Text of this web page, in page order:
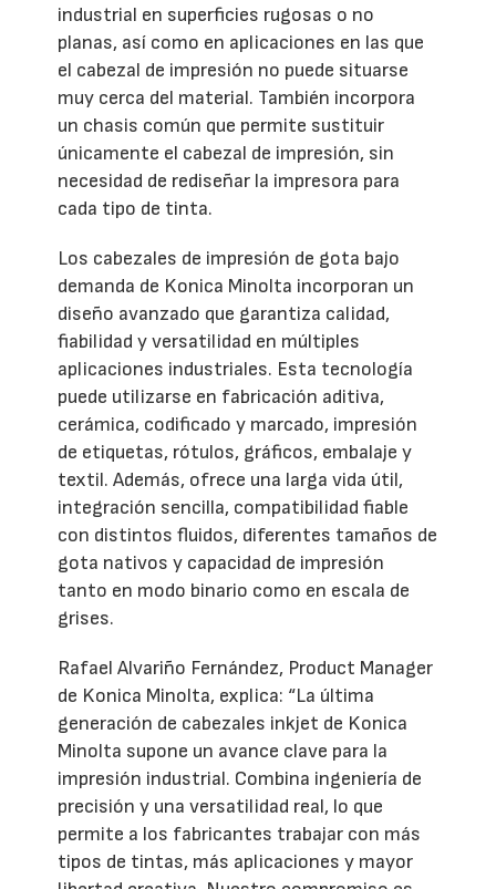
industrial en superficies rugosas o no
planas, así como en aplicaciones en las que
el cabezal de impresión no puede situarse
muy cerca del material. También incorpora
un chasis común que permite sustituir
únicamente el cabezal de impresión, sin
necesidad de rediseñar la impresora para
cada tipo de tinta.
Los cabezales de impresión de gota bajo
demanda de Konica Minolta incorporan un
diseño avanzado que garantiza calidad,
fiabilidad y versatilidad en múltiples
aplicaciones industriales. Esta tecnología
puede utilizarse en fabricación aditiva,
cerámica, codificado y marcado, impresión
de etiquetas, rótulos, gráficos, embalaje y
textil. Además, ofrece una larga vida útil,
integración sencilla, compatibilidad fiable
con distintos fluidos, diferentes tamaños de
gota nativos y capacidad de impresión
tanto en modo binario como en escala de
grises.
Rafael Alvariño Fernández, Product Manager
de Konica Minolta, explica: “La última
generación de cabezales inkjet de Konica
Minolta supone un avance clave para la
impresión industrial. Combina ingeniería de
precisión y una versatilidad real, lo que
permite a los fabricantes trabajar con más
tipos de tintas, más aplicaciones y mayor